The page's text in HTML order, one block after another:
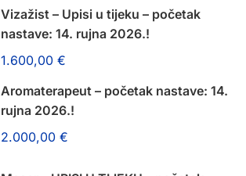
Vizažist – Upisi u tijeku – početak
nastave: 14. rujna 2026.!
1.600,00 €
Aromaterapeut – početak nastave: 14.
rujna 2026.!
2.000,00 €